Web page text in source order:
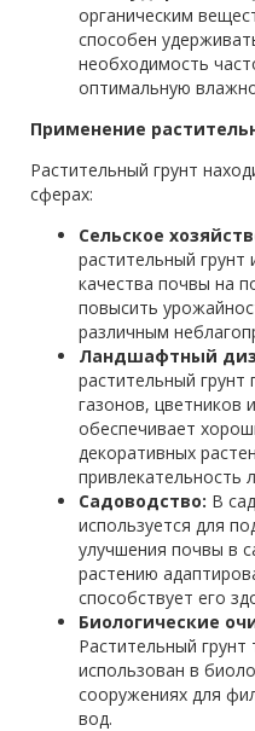
органическим
способен
необходимость
оптимальную
Применение
Растительный грунт
сферах:
Сельское
растительный грунт
качества почвы на
повысить
различным
Ландшафтный
растительный грунт
газонов, цветников
обеспечивает
декоративных
привлекательность
Садоводство: В
используется для
улучшения почвы в
растению
способствует его
Биологические
Растительный
использован в
сооружениях для
вод.